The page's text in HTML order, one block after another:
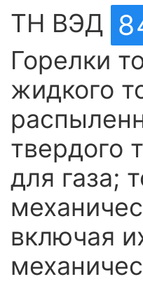
ТН ВЭД
Горелки
жидкого
твердого
для газа;
включая